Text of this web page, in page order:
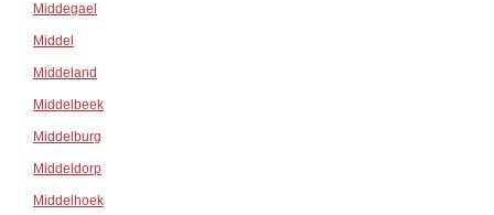
Middegael
Middel
Middeland
Middelbeek
Middelburg
Middeldorp
Middelhoek